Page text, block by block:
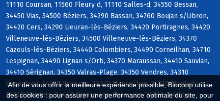
Afin de vous offrir la meilleure expérience possible, Biocoop utilise
des cookies : pour assurer une performance optimale du site, pour
11110 Coursan, 11560 Fleury d, 11110 Salles-d, 34550 Bessan,
34450 Vias, 34500 Béziers, 34290 Bassan, 34760 Boujan s/Libron,
34420 Cers, 34290 Lieuran-lès-Béziers, 34420 Portiragnes, 34420
Villeneuve-lès-Béziers, 34500 Villeneuve-lès-Béziers, 34370
Cazouls-lès-Béziers, 34440 Colombiers, 34490 Corneilhan, 34710
Lespignan, 34490 Lignan s/Orb, 34370 Maraussan, 34410 Sauvian,
34410 Sérignan, 34350 Valras-Plage, 34350 Vendres, 34310
Capestang, 34370 Creissan, 34370 Maureilhan, 34310 Montady,
34310 Montels, 34440 Nissan-lez-Enserune, 34310 Poilhes